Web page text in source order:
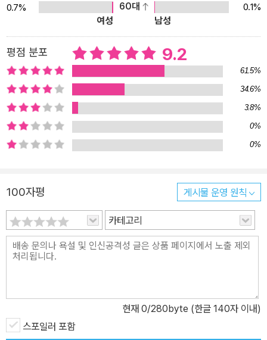
0.7%
60대
0.1%
여성
남성
평점 분포 9.2
61.5%
34.6%
3.8%
0%
0%
100자평 게시물 운영 원칙
카테고리
현재 0/280byte (한글 140자 이내)
스포일러 포함